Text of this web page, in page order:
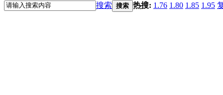
搜索 搜索 热搜: 1.76 1.80 1.85 1.95